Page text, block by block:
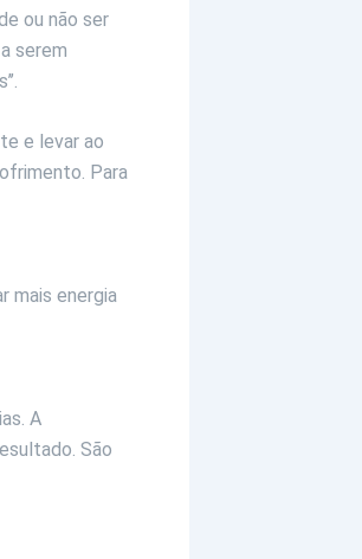
ou não ser
serem
e levar ao
Para
mais energia
A
São